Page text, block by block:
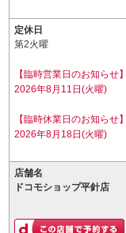
定休日
第2火曜
【臨時営業日のお知らせ】
2026年8月11日(火曜)
【臨時休業日のお知らせ】
2026年8月18日(火曜)
店舗名
ドコモショップ平針店